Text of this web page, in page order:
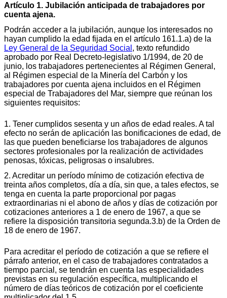
Artículo 1. Jubilación anticipada de trabajadores por
cuenta ajena.
Podrán acceder a la jubilación, aunque los interesados no
hayan cumplido la edad fijada en el artículo 161.1.a) de la
Ley General de la Seguridad Social , texto refundido
aprobado por Real Decreto-legislativo 1/1994, de 20 de
junio, los trabajadores pertenecientes al Régimen General,
al Régimen especial de la Minería del Carbón y los
trabajadores por cuenta ajena incluidos en el Régimen
especial de Trabajadores del Mar, siempre que reúnan los
siguientes requisitos:
1. Tener cumplidos sesenta y un años de edad reales. A tal
efecto no serán de aplicación las bonificaciones de edad, de
las que pueden beneficiarse los trabajadores de algunos
sectores profesionales por la realización de actividades
penosas, tóxicas, peligrosas o insalubres.
2. Acreditar un período mínimo de cotización efectiva de
treinta años completos, día a día, sin que, a tales efectos, se
tenga en cuenta la parte proporcional por pagas
extraordinarias ni el abono de años y días de cotización por
cotizaciones anteriores a 1 de enero de 1967, a que se
refiere la disposición transitoria segunda.3.b) de la Orden de
18 de enero de 1967.
Para acreditar el período de cotización a que se refiere el
párrafo anterior, en el caso de trabajadores contratados a
tiempo parcial, se tendrán en cuenta las especialidades
previstas en su regulación específica, multiplicando el
número de días teóricos de cotización por el coeficiente